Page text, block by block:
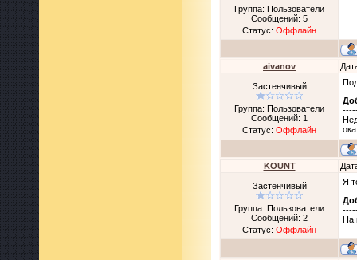
Группа: Пользователи
Сообщений: 5
Статус: Оффлайн
aivanov
Застенчивый
Группа: Пользователи
Сообщений: 1
Статус: Оффлайн
KOUNT
Застенчивый
Группа: Пользователи
Сообщений: 2
Статус: Оффлайн
Я
На